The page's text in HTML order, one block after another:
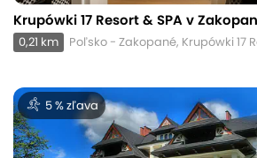
Krupówki 17 Resort & SPA v
0,21 km Poľsko - Zakopané, Krupówki 17
5 % zľava